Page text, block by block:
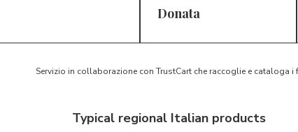
D*Donata
Servizio in collaborazione con TrustCart che raccoglie e
Typical regional Italian products